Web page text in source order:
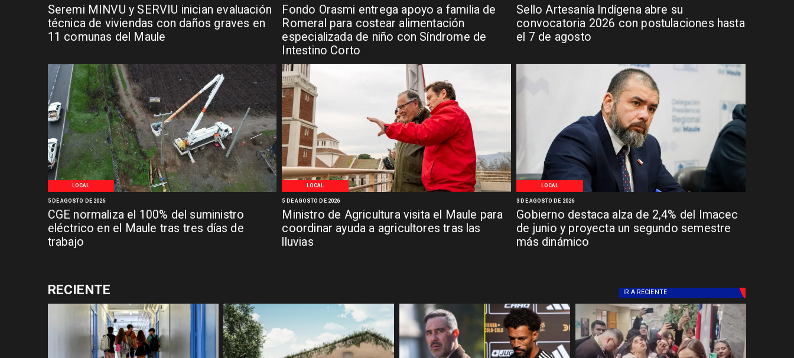
Seremi MINVU y SERVIU inician evaluación
técnica de viviendas con daños graves en
11 comunas del Maule
Fondo Orasmi entrega apoyo a familia de
Romeral para costear alimentación
especializada de niño con Síndrome de
Intestino Corto
Sello Artesanía Indígena abre su
convocatoria 2026 con postulaciones hasta
el 7 de agosto
LOCAL
CGE normaliza el 100% del suministro
eléctrico en el Maule tras tres días de
trabajo
5 DE AGOSTO DE 2026
LOCAL
Ministro de Agricultura visita el Maule para
coordinar ayuda a agricultores tras las
lluvias
5 DE AGOSTO DE 2026
LOCAL
Gobierno destaca alza de 2,4% del Imacec
de junio y proyecta un segundo semestre
más dinámico
3 DE AGOSTO DE 2026
RECIENTE IR A RECIENTE